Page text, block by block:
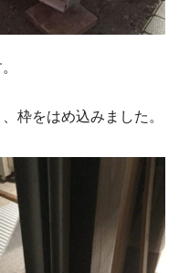
枠をはめ込みました。